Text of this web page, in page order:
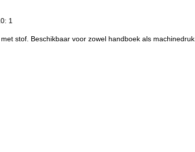
1
stof. Beschikbaar voor zowel handboek als machinedruk.